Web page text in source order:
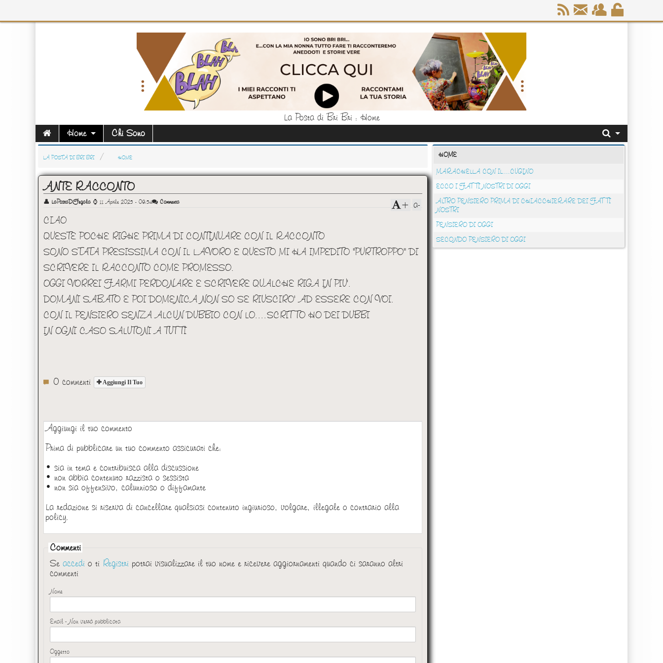
La Posta di Bri Bri : Home
Home
Chi Sono
LA POSTA DI BRI BRI HOME
ANTE RACCONTO
👤 LaPostaDiFegala ⌚ 11 Aprile 2025 - 09:54 Commenta a-
+
CIAO
QUESTE POCHE RIGHE PRIMA DI CONTINUARE CON IL RACCONTO
SONO STATA PRESISSIMA CON IL LAVORO E QUESTO MI HA IMPEDITO "PURTROPPO" DI
SCRIVERE IL RACCONTO COME PROMESSO.
OGGI VORREI FARMI PERDONARE E SCRIVERE QUALCHE RIGA IN PIU'.
DOMANI SABATO E POI DOMENICA NON SO SE RIUSCIRO' AD ESSERE CON VOI.
CON IL PENSIERO SENZA ALCUN DUBBIO CON LO....SCRITTO HO DEI DUBBI
IN OGNI CASO SALUTONI A TUTTI
0 commenti Aggiungi Il Tuo
Aggiungi il tuo commento
Prima di pubblicare un tuo commento assicurati che:
• sia in tema e contribuisca alla discussione
• non abbia contenuto razzista o sessista
• non sia offensivo, calunnioso o diffamante
La redazione si riserva di cancellare qualsiasi contenuto ingiurioso, volgare, illegale o contrario alla
policy.
Commenti
Se accedi o ti Registri potrai visualizzare il tuo nome e ricevere aggiornamenti quando ci saranno altri
commenti
Nome
Email - Non verrà pubblicata
Oggetto
HOME
MARACHELLA CON IL....CUGINO
ECCO I FATTI NOSTRI DI OGGI
ALTRO PENSIERO PRIMA DI CHIACCHIERARE DEI FATTI
NOSTRI
PENSIERO DI OGGI
SECONDO PENSIERO DI OGGI